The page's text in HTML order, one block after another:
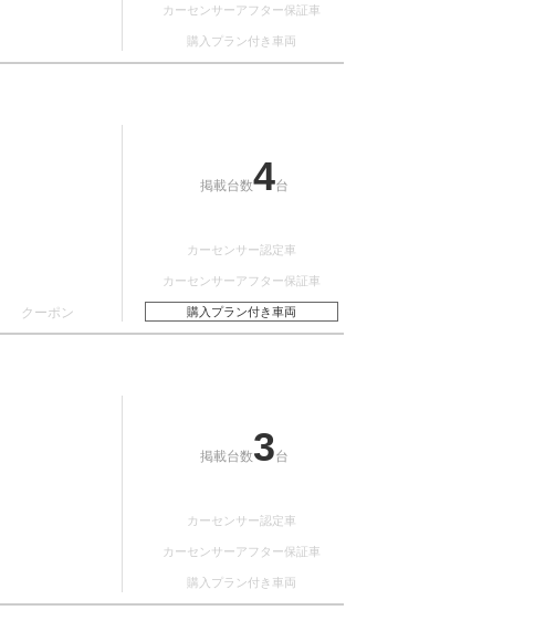
カーセンサーアフター保証車
購入プラン付き車両
クーポン
掲載台数4台
カーセンサー認定車
カーセンサーアフター保証車
購入プラン付き車両
掲載台数3台
カーセンサー認定車
カーセンサーアフター保証車
購入プラン付き車両